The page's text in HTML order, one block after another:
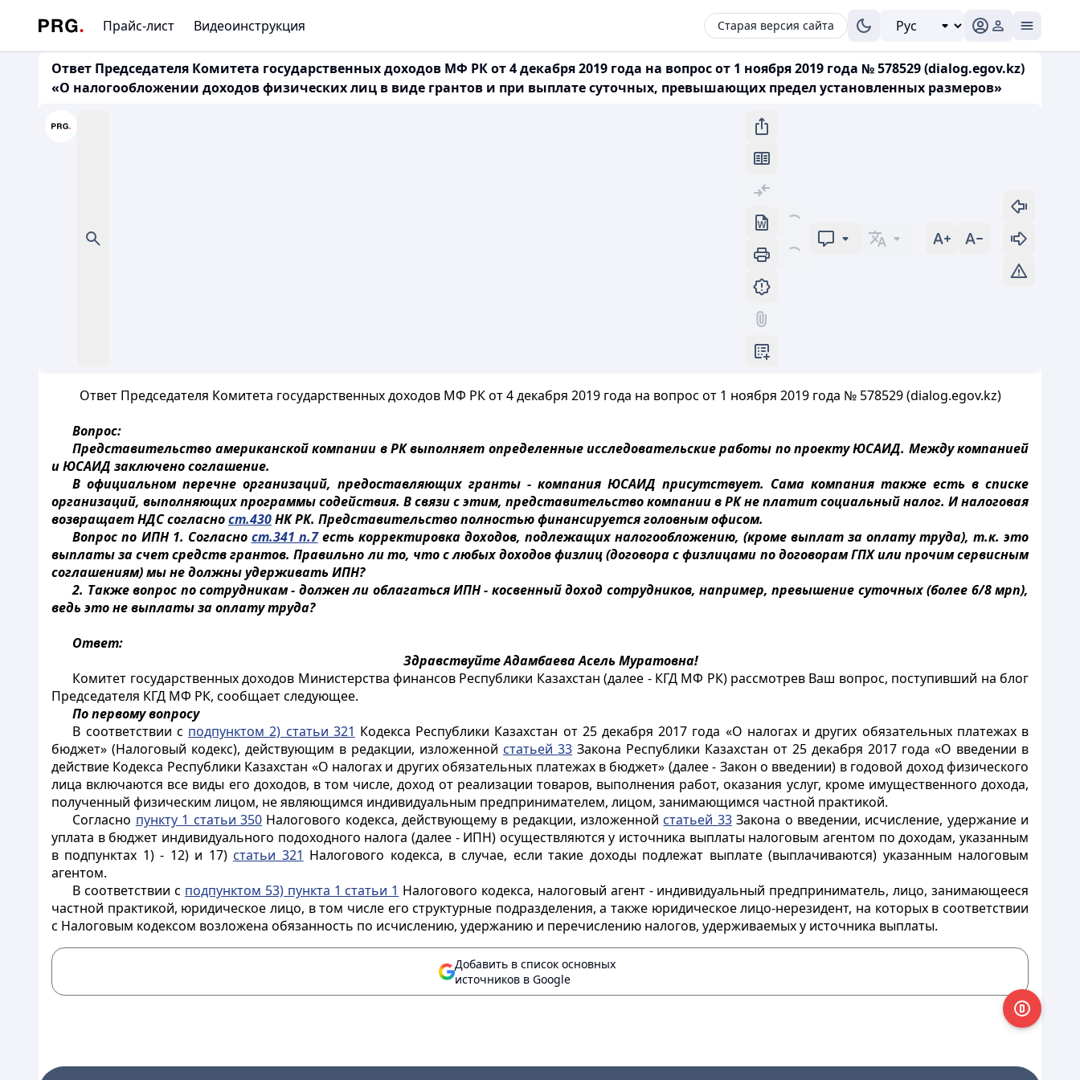
Прайс-лист Видеоинструкция Старая версия сайта
Ответ Председателя Комитета государственных доходов МФ РК от 4 декабря 2019 года на вопрос от 1 ноября 2019 года № 578529 (dialog.egov.kz)
«О налогообложении доходов физических лиц в виде грантов и при выплате суточных, превышающих предел установленных размеров»
Ответ Председателя Комитета государственных доходов МФ РК от 4 декабря 2019 года на вопрос от 1 ноября 2019 года № 578529 (dialog.egov.kz)
Вопрос:
Представительство американской компании в РК выполняет определенные исследовательские работы по проекту ЮСАИД. Между компанией
и ЮСАИД заключено соглашение.
В официальном перечне организаций, предоставляющих гранты - компания ЮСАИД присутствует. Сама компания также есть в списке
организаций, выполняющих программы содействия. В связи с этим, представительство компании в РК не платит социальный налог. И налоговая
возвращает НДС согласност.430НК РК. Представительство полностью финансируется головным офисом.
Вопрос по ИПН 1. Согласно ст.341 п.7есть корректировка доходов, подлежащих налогообложению, (кроме выплат за оплату труда), т.к. это
выплаты за счет средств грантов. Правильно ли то, что с любых доходов физлиц (договора с физлицами по договорам ГПХ или прочим сервисным
соглашениям) мы не должны удерживать ИПН?
2. Также вопрос по сотрудникам - должен ли облагаться ИПН - косвенный доход сотрудников, например, превышение суточных (более 6/8 мрп),
ведь это не выплаты за оплату труда?
Ответ:
Здравствуйте Адамбаева Асель Муратовна!
Комитет государственных доходов Министерства финансов Республики Казахстан (далее - КГД МФ РК) рассмотрев Ваш вопрос, поступивший на блог
Председателя КГД МФ РК, сообщает следующее.
По первому вопросу
В соответствии с подпунктом 2) статьи 321 Кодекса Республики Казахстан от 25 декабря 2017 года «О налогах и других обязательных платежах в
бюджет» (Налоговый кодекс), действующим в редакции, изложенной статьей 33 Закона Республики Казахстан от 25 декабря 2017 года «О введении в
действие Кодекса Республики Казахстан «О налогах и других обязательных платежах в бюджет» (далее - Закон о введении) в годовой доход физического
лица включаются все виды его доходов, в том числе, доход от реализации товаров, выполнения работ, оказания услуг, кроме имущественного дохода,
полученный физическим лицом, не являющимся индивидуальным предпринимателем, лицом, занимающимся частной практикой.
Согласно пункту 1 статьи 350Налогового кодекса, действующему в редакции, изложенной статьей 33Закона о введении, исчисление, удержание и
уплата в бюджет индивидуального подоходного налога (далее - ИПН) осуществляются у источника выплаты налоговым агентом по доходам, указанным
в подпунктах 1) - 12) и 17) статьи 321 Налогового кодекса, в случае, если такие доходы подлежат выплате (выплачиваются) указанным налоговым
агентом.
В соответствии с подпунктом 53) пункта 1 статьи 1 Налогового кодекса, налоговый агент - индивидуальный предприниматель, лицо, занимающееся
частной практикой, юридическое лицо, в том числе его структурные подразделения, а также юридическое лицо-нерезидент, на которых в соответствии
с Налоговым кодексом возложена обязанность по исчислению, удержанию и перечислению налогов, удерживаемых у источника выплаты.
Добавить в список основных
источников в Google